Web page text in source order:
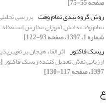
صفحه 55-75]
روش گروه بندی تمام وقت بررسی
تمام وقت دانش آموزان مدارس
شماره 1، 1397، صفحه 93-122]
ریسک فاکتور اثر القاء هیجان بر
ارزیابی نقش تعدیل کننده ریسک فاکتور
1397، صفحه 117-130]
ع